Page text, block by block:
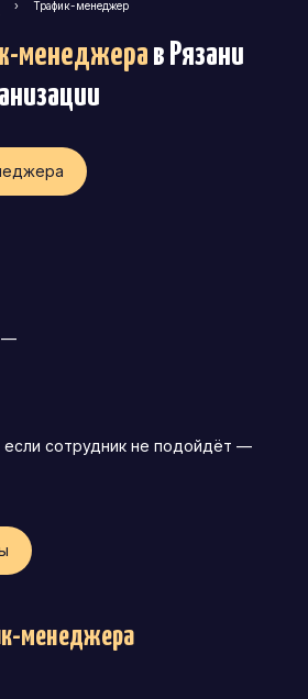
› Трафик-менеджер
менеджера в Рязани
—
если сотрудник не подойдёт —
менеджера